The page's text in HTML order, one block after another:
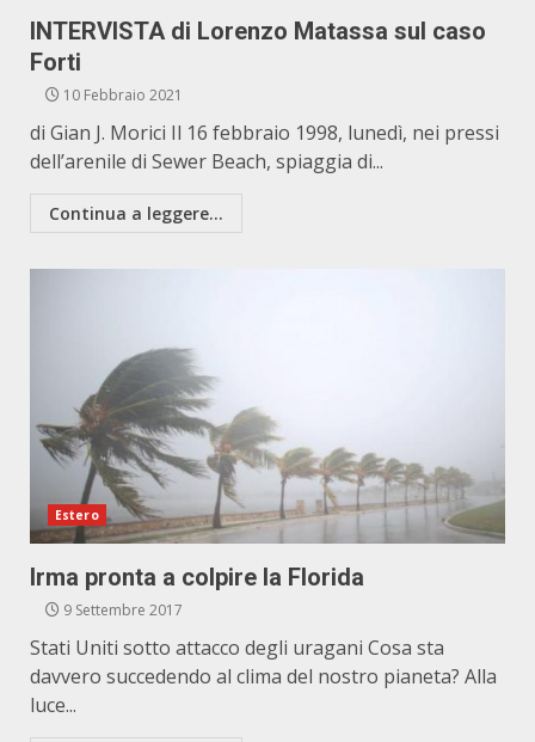
INTERVISTA di Lorenzo Matassa sul caso
Forti
10 Febbraio 2021
di Gian J. Morici Il 16 febbraio 1998, lunedì, nei pressi
dell’arenile di Sewer Beach, spiaggia di...
Continua a leggere...
Estero
Irma pronta a colpire la Florida
9 Settembre 2017
Stati Uniti sotto attacco degli uragani Cosa sta
davvero succedendo al clima del nostro pianeta? Alla
luce...